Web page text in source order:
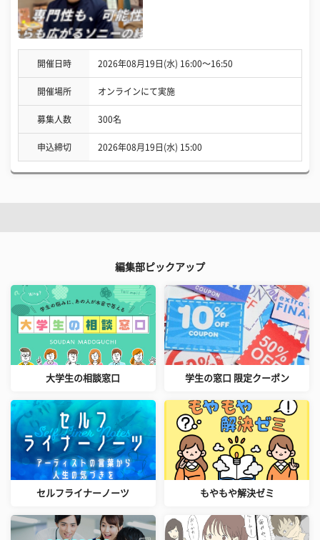
開催日時 2026年08月19日(水) 16:00〜16:50
開催場所 オンラインにて実施
募集人数 300名
申込締切 2026年08月19日(水) 15:00
編集部ピックアップ
大学生の相談窓口 学生の窓口 限定クーポン
セルフライナーノーツ もやもや解決ゼミ